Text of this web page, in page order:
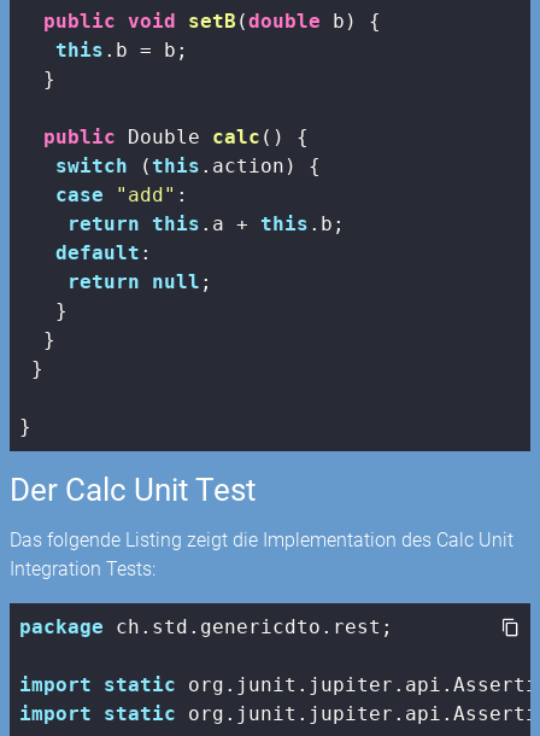
public void setB (double b)
{
this .b = b;
  }
public Double calc ()
{
switch (this .action) {
case
"add" :
return this .a + this .b;
default :
return
null ;
   }
  }
}
}
Der Calc Unit Test
Das folgende Listing zeigt die Implementation des Calc Unit
Integration Tests:
package ch.std.genericdto.rest;
import
static
import
static